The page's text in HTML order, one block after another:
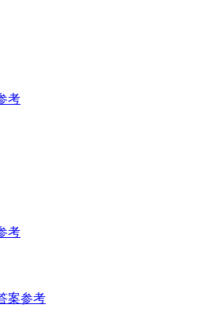
考
考
案参考